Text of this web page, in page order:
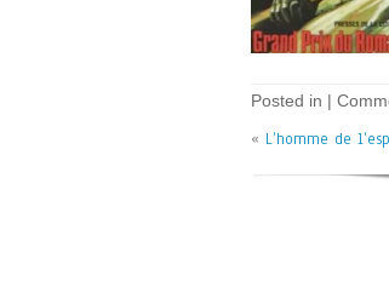
Posted in |
« L’homme de